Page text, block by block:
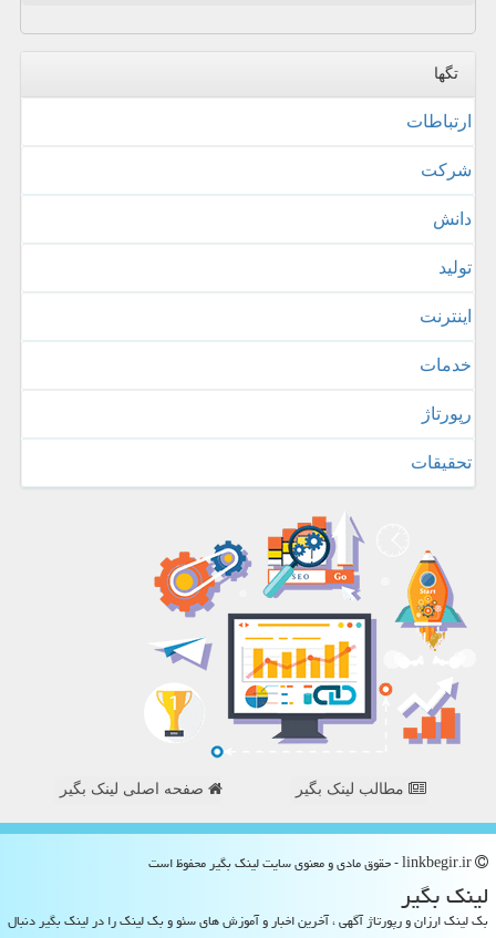
تگها
ارتباطات
شركت
دانش
تولید
اینترنت
خدمات
رپورتاژ
تحقیقات
مطالب لینک بگیر صفحه اصلی لینک بگیر
لینك بگیر
بک لینک ارزان و رپورتاژ آگهی ، آخرین اخبار و آموزش های سئو و بک لینک را در لینک بگیر دنبال